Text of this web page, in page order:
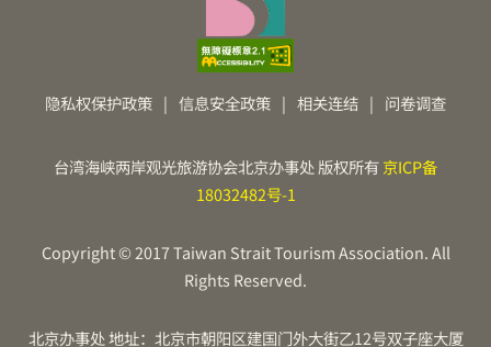
隐私权保护政策 | 信息安全政策 | 相关连结 | 问卷调查
台湾海峡两岸观光旅游协会北京办事处 版权所有京ICP备
18032482号-1
Copyright © 2017 Taiwan Strait Tourism Association. All
Rights Reserved.
北京办事处 地址：北京市朝阳区建国门外大街乙12号双子座大厦